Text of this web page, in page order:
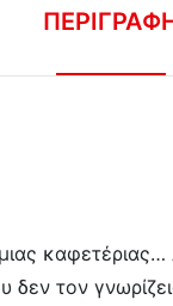
δεν τον